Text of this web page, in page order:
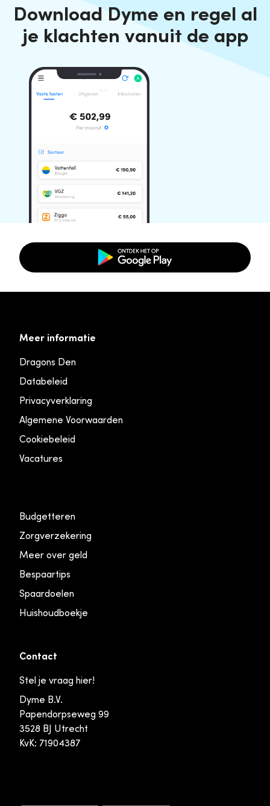
Download Dyme en regel al
je klachten vanuit de app
Meer informatie
Dragons Den
Databeleid
Privacyverklaring
Algemene Voorwaarden
Cookiebeleid
Vacatures
Budgetteren
Zorgverzekering
Meer over geld
Bespaartips
Spaardoelen
Huishoudboekje
Contact
Stel je vraag hier!
Dyme B.V.
Papendorpseweg 99
3528 BJ Utrecht
KvK: 71904387